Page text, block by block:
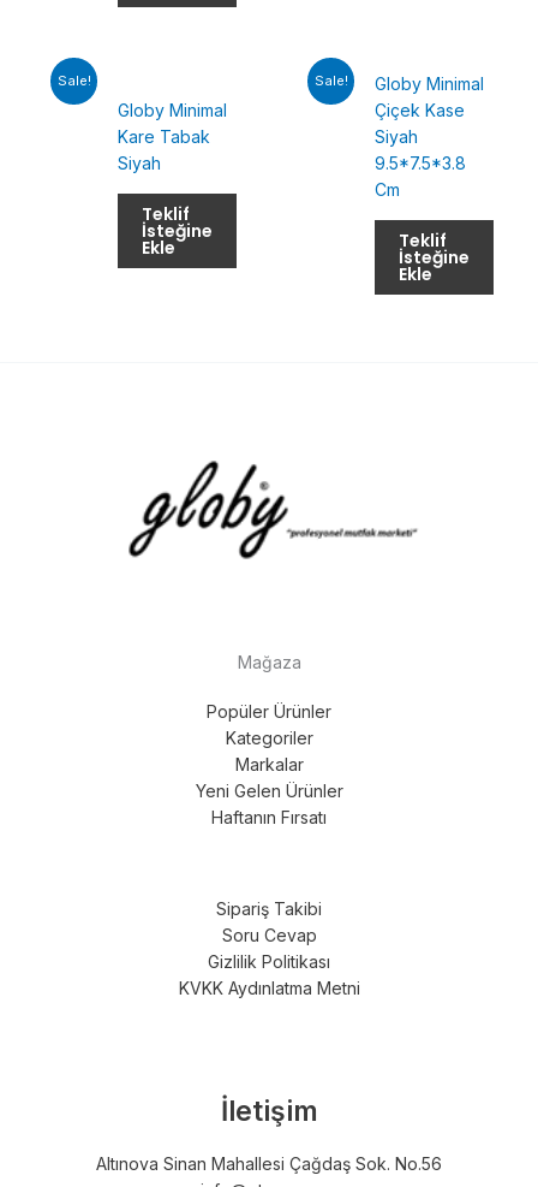
Sale!
Globy Minimal
Kare Tabak
Siyah
Teklif
İsteğine
Ekle
Sale!
Globy Minimal
Çiçek Kase
Siyah
9.5*7.5*3.8
Cm
Teklif
İsteğine
Ekle
Mağaza
Popüler Ürünler
Kategoriler
Markalar
Yeni Gelen Ürünler
Haftanın Fırsatı
Sipariş Takibi
Soru Cevap
Gizlilik Politikası
KVKK Aydınlatma Metni
İletişim
Altınova Sinan Mahallesi Çağdaş Sok. No.56